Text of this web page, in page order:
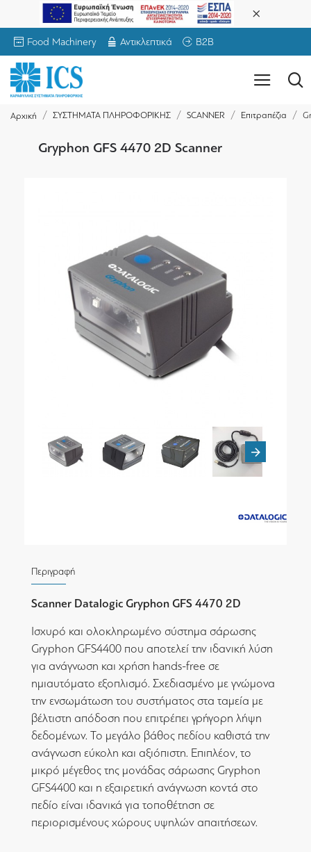
Food Machinery Αντικλεπτικά B2B
Αρχική ΣΥΣΤΗΜΑΤΑ ΠΛΗΡΟΦΟΡΙΚΗΣ SCANNER Επιτραπέζια
Gryphon GFS 4470 2D Scanner
Περιγραφή
Scanner Datalogic Gryphon GFS 4470 2D
Ισχυρό και ολοκληρωμένο σύστημα σάρωσης
Gryphon GFS4400 που αποτελεί την ιδανική λύση
για ανάγνωση και χρήση hands-free σε
ημιαυτόματο εξοπλισμό. Σχεδιασμένο με γνώμονα
την ενσωμάτωση του συστήματος στα ταμεία με
βέλτιστη απόδοση που επιτρέπει γρήγορη λήψη
δεδομένων. Το μεγάλο βάθος πεδίου καθιστά την
ανάγνωση εύκολη και αξιόπιστη. Επιπλέον, το
μικρό μέγεθος της μονάδας σάρωσης Gryphon
GFS4400 και η εξαιρετική ανάγνωση κοντά στο
πεδίο είναι ιδανικά για τοποθέτηση σε
περιορισμένους χώρους υψηλών απαιτήσεων.